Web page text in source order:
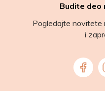
Budite deo
Pogledajte novitete
i